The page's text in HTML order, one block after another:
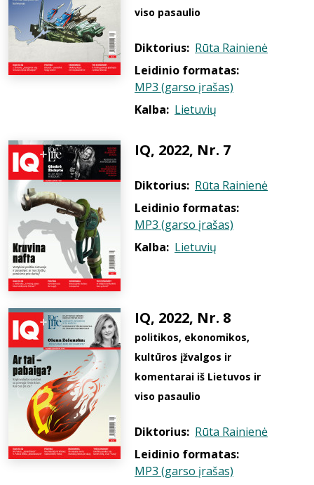
viso pasaulio
Diktorius: Rūta Rainienė
Leidinio formatas:
MP3 (garso įrašas)
Kalba: Lietuvių
IQ, 2022, Nr. 7
Diktorius: Rūta Rainienė
Leidinio formatas:
MP3 (garso įrašas)
Kalba: Lietuvių
IQ, 2022, Nr. 8
politikos, ekonomikos,
kultūros įžvalgos ir
komentarai iš Lietuvos ir
viso pasaulio
Diktorius: Rūta Rainienė
Leidinio formatas:
MP3 (garso įrašas)